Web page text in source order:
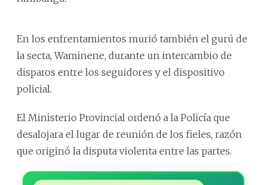
En los enfrentamientos murió también el gurú de
la secta, Waminene, durante un intercambio de
disparos entre los seguidores y el dispositivo
policial.
El Ministerio Provincial ordenó a la Policía que
desalojara el lugar de reunión de los fieles, razón
que originó la disputa violenta entre las partes.